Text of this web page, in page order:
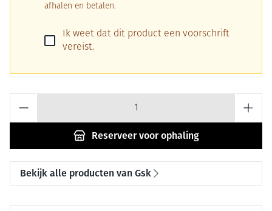
afhalen en betalen.
Ik weet dat dit product een voorschrift
vereist.
Reserveervoor ophaling
Bekijk alle producten van Gsk